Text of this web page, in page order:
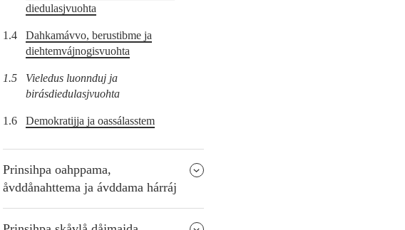
diedulasjvuohta
1.4
Dahkamávvo, berustibme ja
diehtemvájnogisvuohta
1.5
Vieledus luonnduj ja
birásdiedulasjvuohta
1.6 Demokratijja ja oassálasstem
Prinsihpa oahppama,
åvddånahttema ja ávddama hárráj